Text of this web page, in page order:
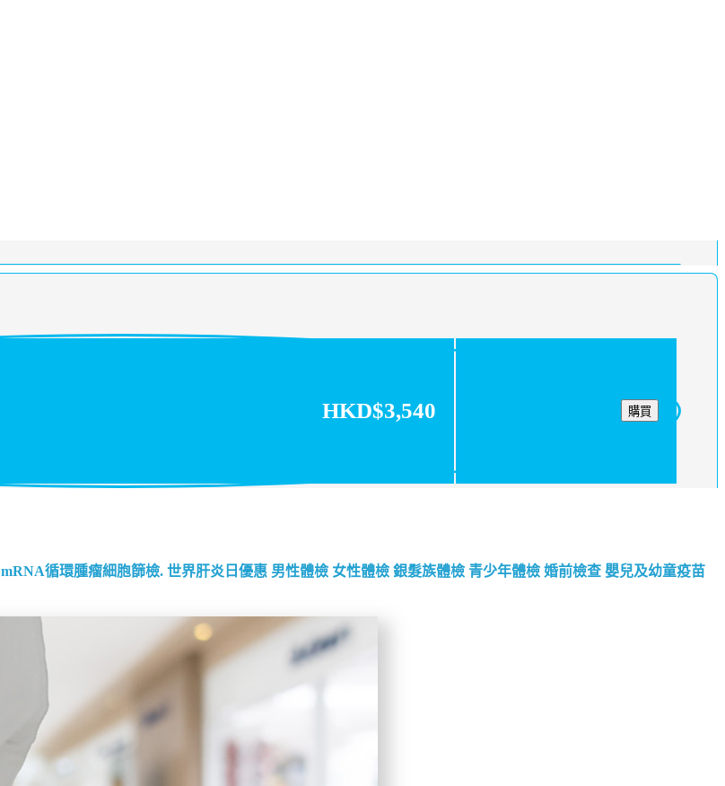
HKD$3,540 購買
mRNA循環腫瘤細胞篩檢. 世界肝炎日優惠 男性體檢 女性體檢 銀髮族體檢 青少年體檢 婚前檢查 嬰兒及幼童疫苗